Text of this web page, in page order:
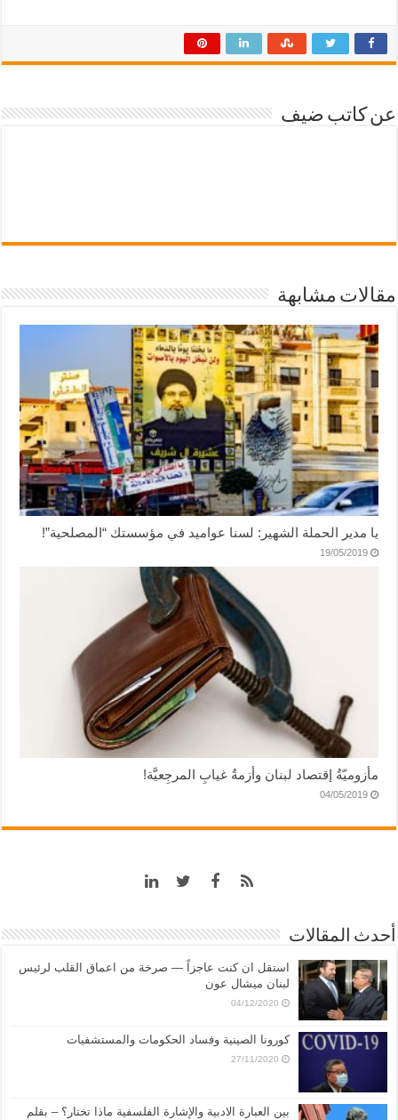
عن كاتب ضيف
مقالات مشابهة
يا مدير الحملة الشهير: لسنا عواميد في مؤسستك “المصلحية”!
19/05/2019
مأزوميّةُ إقتصاد لبنان وأزمةُ غيابِ المرجِعيَّة!
04/05/2019
أحدث المقالات
استقل ان كنت عاجزاً — صرخة من اعماق القلب لرئيس
لبنان ميشال عون
04/12/2020
كورونا الصينية وفساد الحكومات والمستشفيات
27/11/2020
بين العبارة الادبية والإشارة الفلسفية ماذا تختار؟ – بقلم